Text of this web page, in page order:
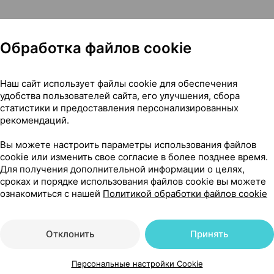
качестве биологически активной добавки к пище -
и карнитина.
повысить работоспособность, физическую
после тренировок, способствует снижению
в свободной L-форме для максимального
азотной защиты, которая позволяет сохранить
инертным газом азотом. Жидкий «L-Карнитин
Обработка файлов cookie
Наш сайт использует файлы cookie для обеспечения
удобства пользователей сайта, его улучшения, сбора
статистики и предоставления персонализированных
рекомендаций.
Вы можете настроить параметры использования файлов
cookie или изменить свое согласие в более позднее время.
Для получения дополнительной информации о целях,
сроках и порядке использования файлов cookie вы можете
ознакомиться с нашей Политикой обработки файлов cookie
Отклонить Принять
Персональные настройки Cookie